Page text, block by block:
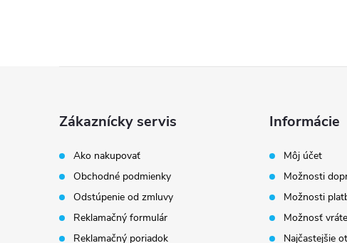
Zákaznícky servis
Ako nakupovať
Obchodné podmienky
Odstúpenie od zmluvy
Reklamačný formulár
Reklamačný poriadok
Informácie
Môj účet
Možnosti
Možnosti
Možnosť
Najčastejšie